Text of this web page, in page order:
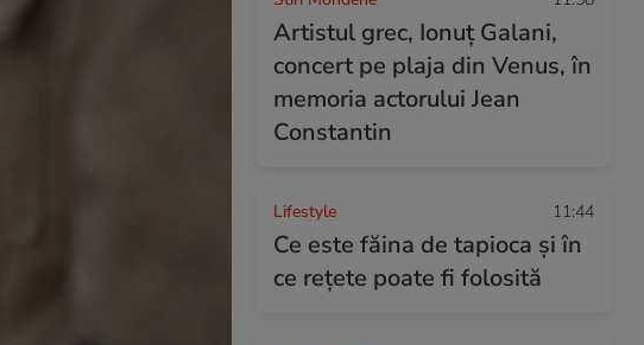
Artistul grec, Ionuț Galani,
concert pe plaja din Venus, în
memoria actorului Jean
Constantin
Lifestyle 11:44
Ce este făina de tapioca și în
ce rețete poate fi folosită